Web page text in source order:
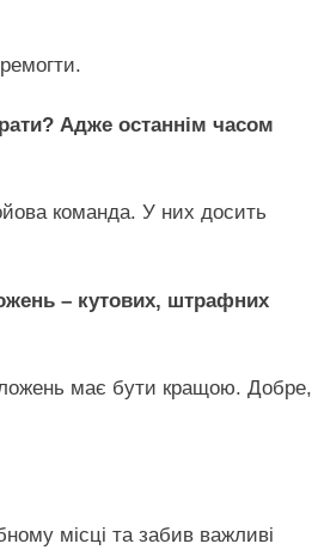
Адже останнім часом
команда. У них досить
– кутових, штрафних
має бути кращою. Добре,
місці та забив важливі